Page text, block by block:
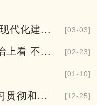
代化建... [03-03]
上看 不... [02-23]
[01-10]
贯彻和... [12-25]